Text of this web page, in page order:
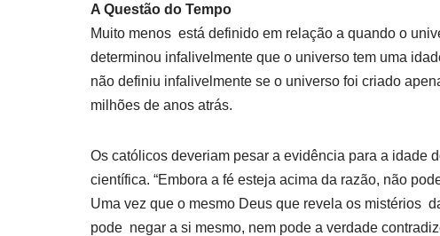
A Questão do Tempo
Muito menos está definido em relação a quando o
determinou infalivelmente que o universo tem uma
não definiu infalivelmente se o universo foi criado
milhões de anos atrás.
Os católicos deveriam pesar a evidência para a idade
científica. “Embora a fé esteja acima da razão, não
Uma vez que o mesmo Deus que revela os mistérios
pode negar a si mesmo, nem pode a verdade